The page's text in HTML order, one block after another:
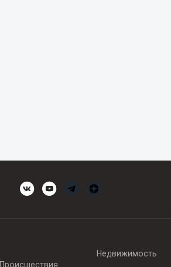
Происшествия
Недвижимость